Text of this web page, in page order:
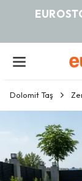
Dolomit Taş